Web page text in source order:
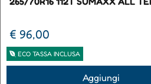
€ 96,00
ECO TASSA INCLUSA
Aggiungi